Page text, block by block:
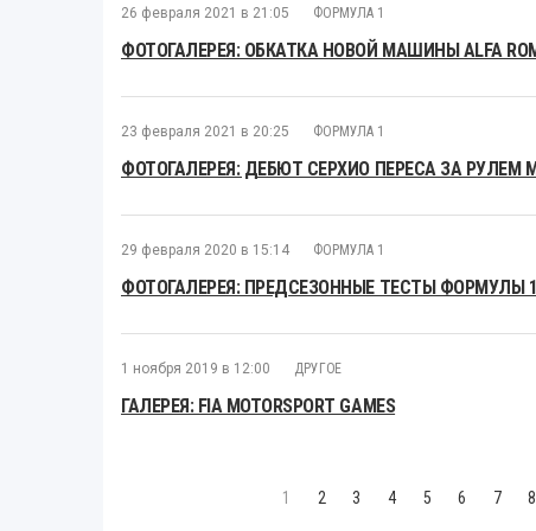
26 февраля 2021 в 21:05 ФОРМУЛА 1
ФОТОГАЛЕРЕЯ: ОБКАТКА НОВОЙ МАШИНЫ ALFA
23 февраля 2021 в 20:25 ФОРМУЛА 1
ФОТОГАЛЕРЕЯ: ДЕБЮТ СЕРХИО ПЕРЕСА ЗА РУЛЕМ
29 февраля 2020 в 15:14 ФОРМУЛА 1
ФОТОГАЛЕРЕЯ: ПРЕДСЕЗОННЫЕ ТЕСТЫ ФОРМУЛЫ 1
1 ноября 2019 в 12:00 ДРУГОЕ
ГАЛЕРЕЯ: FIA MOTORSPORT GAMES
1 2 3 4 5 6 7 8